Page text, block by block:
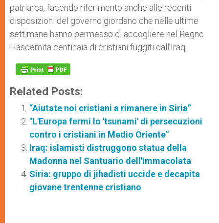
patriarca, facendo riferimento anche alle recenti
disposizioni del governo giordano che nelle ultime
settimane hanno permesso di accogliere nel Regno
Hascemita centinaia di cristiani fuggiti dall’Iraq.
Related Posts:
“Aiutate noi cristiani a rimanere in Siria”
"L'Europa fermi lo 'tsunami' di persecuzioni
contro i cristiani in Medio Oriente"
Iraq: islamisti distruggono statua della
Madonna nel Santuario dell'Immacolata
Siria: gruppo di jihadisti uccide e decapita
giovane trentenne cristiano